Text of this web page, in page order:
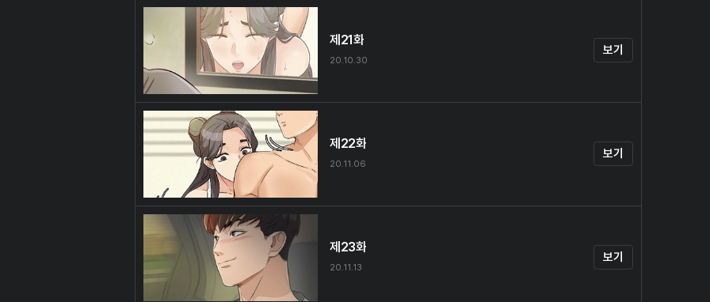
제21화
20.10.30
보기
제22화
20.11.06
보기
제23화
20.11.13
보기